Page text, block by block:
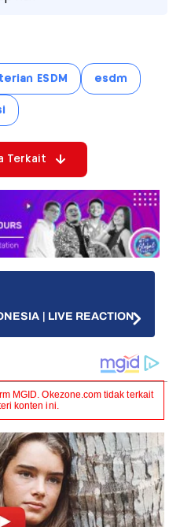
ESDM esdm
Terkait
| LIVE REACTION